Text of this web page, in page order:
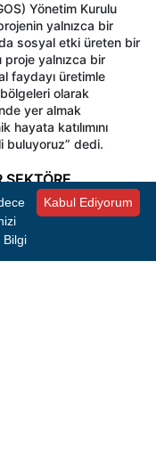
Yönetim Kurulu
yalnızca bir
sosyal etki üreten bir
yalnızca bir
faydayı üretimle
olarak
yer almak
hayata katılımını
buluyoruz” dedi.
Hatice Suna
vermekten
Kabul Ediyorum
Bilgi